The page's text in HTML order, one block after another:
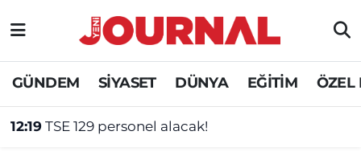
GÜNDEM SİYASET DÜNYA EĞİTİM ÖZEL
12:19 TSE 129 personel alacak!
GÜNDEM
SİYASET
Nöbetçi Eczaneler
Hava Durumu